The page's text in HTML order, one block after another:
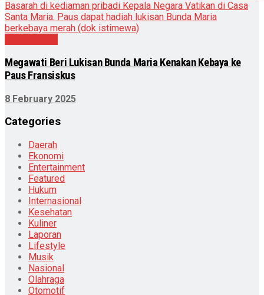
Megawati Beri Lukisan Bunda Maria Kenakan Kebaya ke
Paus Fransiskus
8 February 2025
Categories
Daerah
Ekonomi
Entertainment
Featured
Hukum
Internasional
Kesehatan
Kuliner
Laporan
Lifestyle
Musik
Nasional
Olahraga
Otomotif